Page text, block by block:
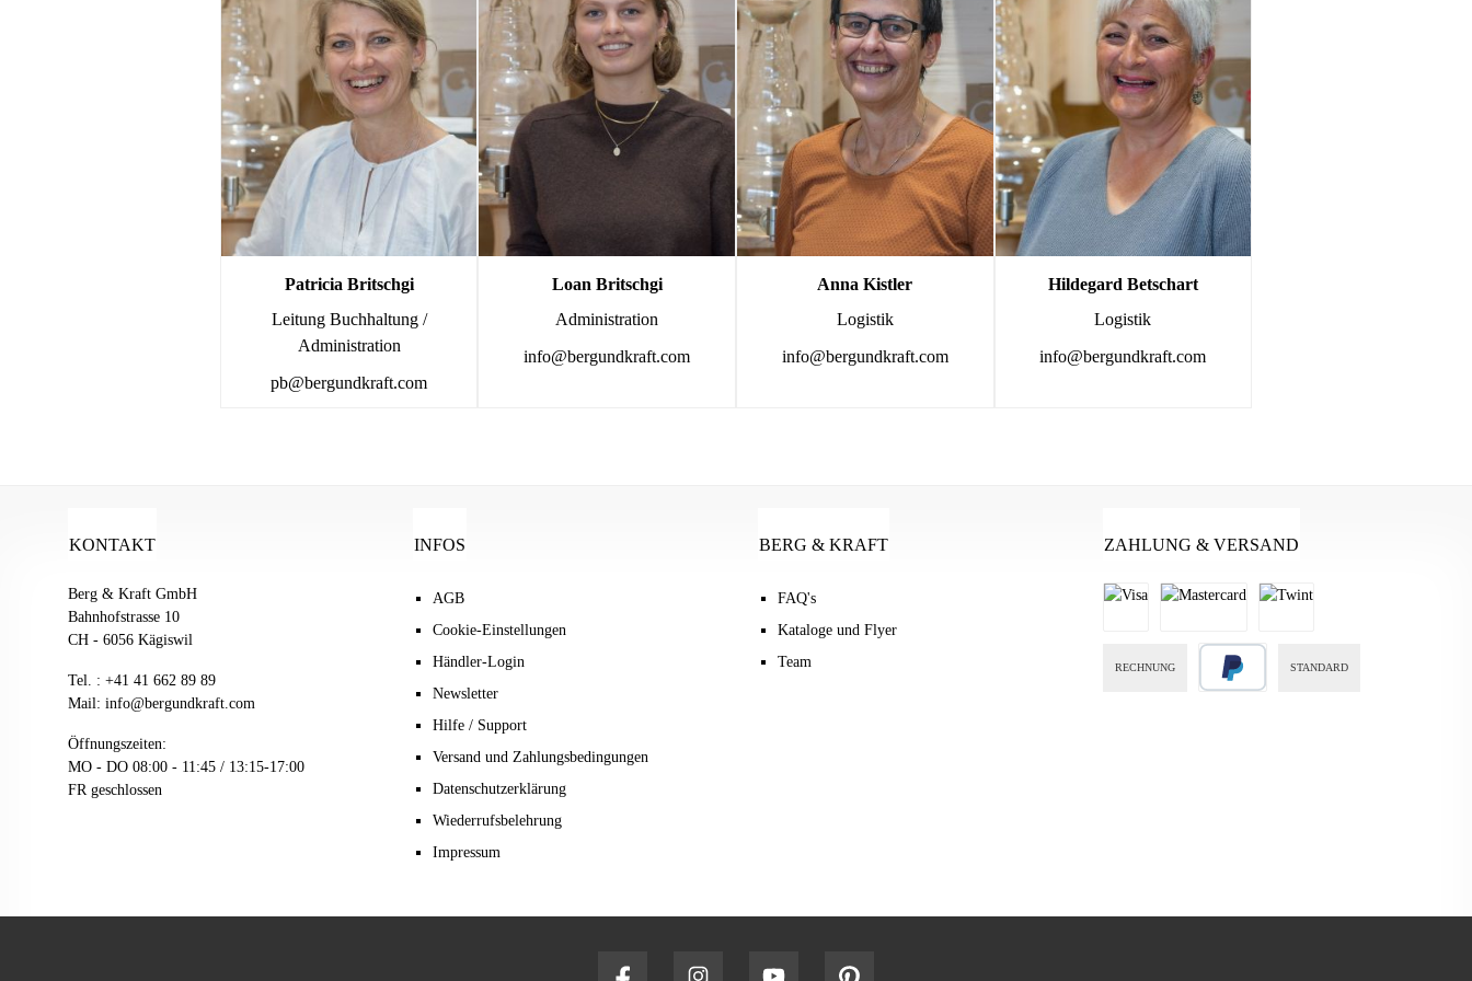
Patricia Britschgi
Leitung Buchhaltung /
Administration
pb@bergundkraft.com
Loan Britschgi
Administration
info@bergundkraft.com
Anna Kistler
Logistik
info@bergundkraft.com
Hildegard Betschart
Logistik
info@bergundkraft.com
KONTAKT
Berg & Kraft GmbH
Bahnhofstrasse 10
CH - 6056 Kägiswil
Tel. : +41 41 662 89 89
Mail: info@bergundkraft.com
Öffnungszeiten:
MO - DO 08:00 - 11:45 / 13:15-17:00
FR geschlossen
INFOS
AGB
Cookie-Einstellungen
Händler-Login
Newsletter
Hilfe / Support
Versand und Zahlungsbedingungen
Datenschutzerklärung
Wiederrufsbelehrung
Impressum
BERG & KRAFT
FAQ's
Kataloge und Flyer
Team
ZAHLUNG & VERSAND
RECHNUNG STANDARD